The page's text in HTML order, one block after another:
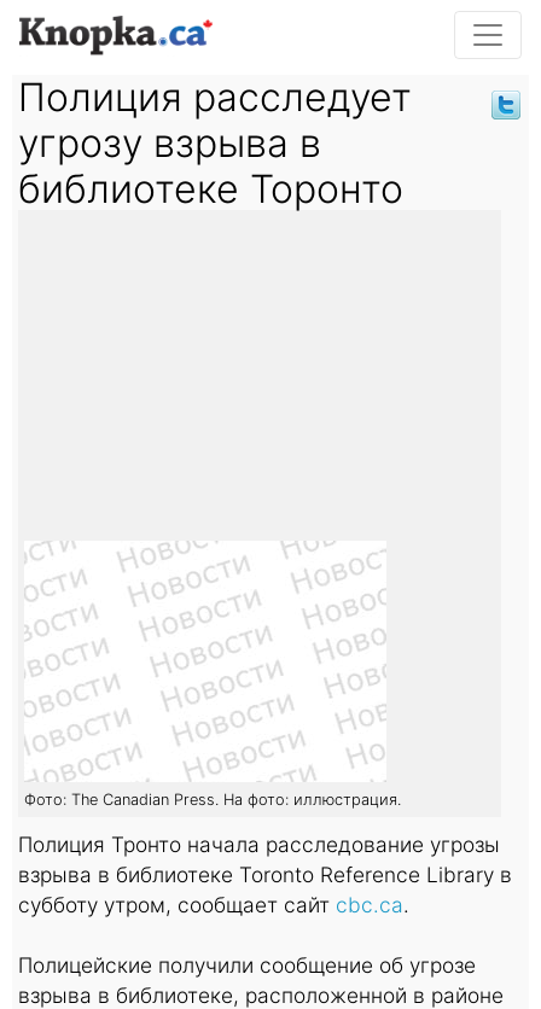
Полиция расследует
угрозу взрыва в
библиотеке Торонто
Фото: The Canadian Press. На фото: иллюстрация.
Полиция Тронто начала расследование угрозы
взрыва в библиотеке Toronto Reference Library в
субботу утром, сообщает сайт cbc.ca.
Полицейские получили сообщение об угрозе
взрыва в библиотеке, расположенной в районе